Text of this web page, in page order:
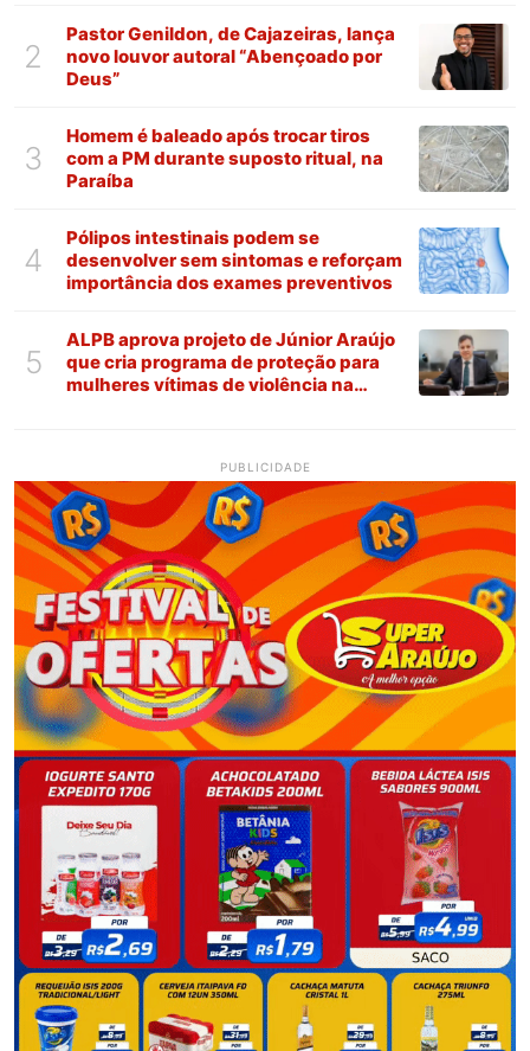
2
Pastor Genildon, de Cajazeiras, lança
novo louvor autoral “Abençoado por
Deus”
3
Homem é baleado após trocar tiros
com a PM durante suposto ritual, na
Paraíba
4
Pólipos intestinais podem se
desenvolver sem sintomas e reforçam
importância dos exames preventivos
5
ALPB aprova projeto de Júnior Araújo
que cria programa de proteção para
mulheres vítimas de violência na
PUBLICIDADE